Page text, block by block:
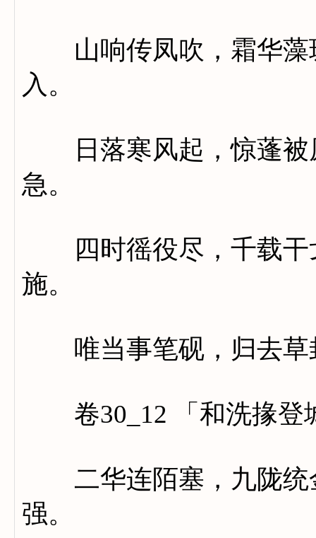
山响传凤吹，霜华藻
入。
日落寒风起，惊蓬被
急。
四时徭役尽，千载干
施。
唯当事笔砚，归去草
卷30_12 「和洗掾登
二华连陌塞，九陇统
强。